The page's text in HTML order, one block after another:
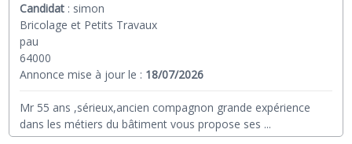
Candidat : simon
Bricolage et Petits Travaux
pau
64000
Annonce mise à jour le : 18/07/2026
Mr 55 ans ,sérieux,ancien compagnon grande expérience
dans les métiers du bâtiment vous propose ses ...